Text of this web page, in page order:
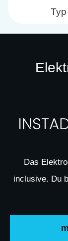
Das
inclusive. Du